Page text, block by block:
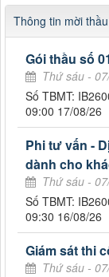
Thông tin mời thầu
Gói thầu số
Thứ sáu -
Số TBMT:
09:00 17/08/26
Phi tư vấn -
dành cho
Thứ sáu -
Số TBMT:
09:30 16/08/26
Giám sát thi
Thứ sáu -